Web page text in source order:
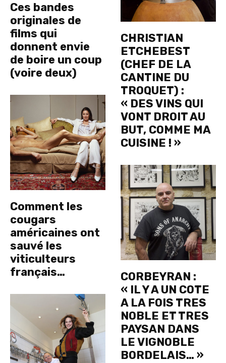
Ces bandes
originales de
films qui
donnent envie
de boire un coup
(voire deux)
Comment les
cougars
américaines ont
sauvé les
viticulteurs
français…
CHRISTIAN
ETCHEBEST
(CHEF DE LA
CANTINE DU
TROQUET) :
« DES VINS QUI
VONT DROIT AU
BUT, COMME MA
CUISINE ! »
CORBEYRAN :
« IL Y A UN COTE
A LA FOIS TRES
NOBLE ET TRES
PAYSAN DANS
LE VIGNOBLE
BORDELAIS… »